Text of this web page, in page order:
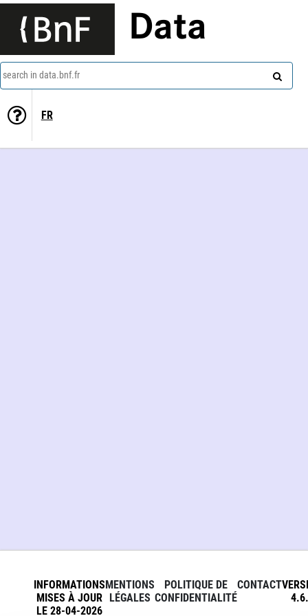
Data
search in data.bnf.fr
FR
INFORMATIONS
MISES À JOUR
LE 28-04-2026
MENTIONS
LÉGALES
POLITIQUE DE
CONFIDENTIALITÉ
CONTACT